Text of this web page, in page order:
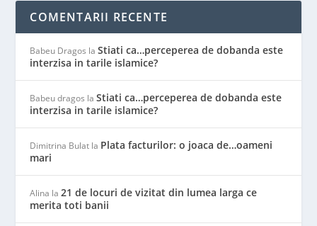
COMENTARII RECENTE
Babeu Dragos laStiati ca…perceperea de dobanda este
interzisa in tarile islamice?
Babeu dragos laStiati ca…perceperea de dobanda este
interzisa in tarile islamice?
Dimitrina Bulat la Plata facturilor: o joaca de…oameni
mari
Alina la21 de locuri de vizitat din lumea larga ce
merita toti banii